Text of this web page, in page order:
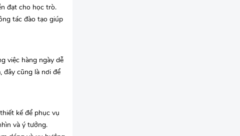
đạt cho học trò.
tác đào tạo giúp
việc hàng ngày dễ
đây cũng là nơi để
kế để phục vụ
và ý tưởng.